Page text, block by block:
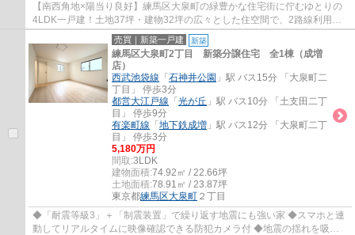
【南西角地×陽当り良好】練馬区大泉町の緑豊かな住宅街に佇むゆとりの
4LDK一戸建！土地37坪・建物32坪の広々とした住空間で、2路線利用可
能なバス停まで徒歩3分とアクセスも快適な暮ら...
売買｜新築一戸建 新築
練馬区大泉町2丁目 新築分譲住宅 全1棟（成増
店）
西武池袋線 「 石神井公園 」駅 バス15分 「大泉町二
丁目」 停歩3分
都営大江戸線 「 光が丘 」駅 バス10分 「土支田二丁
目」 停歩9分
有楽町線 「 地下鉄成増 」駅 バス12分 「大泉町二丁
目」 停歩3分
5,180万円
間取:3LDK
建物面積:74.92㎡ / 22.66坪
土地面積:78.91㎡ / 23.87坪
東京都練馬区大泉町 ２丁目
◆「耐震等級3」＋「制震装置」で繰り返す地震にも強い家 ◆スマホと連
動してリアルタイムに映像確認できる防犯カメラ付 ◆地震の揺れを吸収